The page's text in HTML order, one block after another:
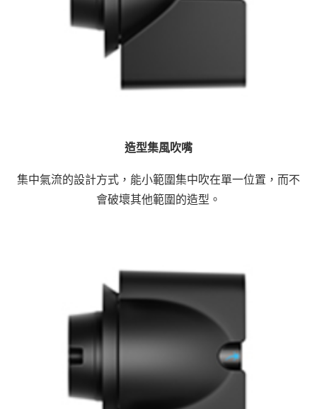
造型集風吹嘴
集中氣流的設計方式，能小範圍集中吹在單一位置，而不
會破壞其他範圍的造型。